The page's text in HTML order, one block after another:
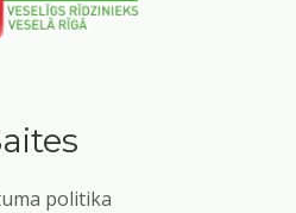
politika